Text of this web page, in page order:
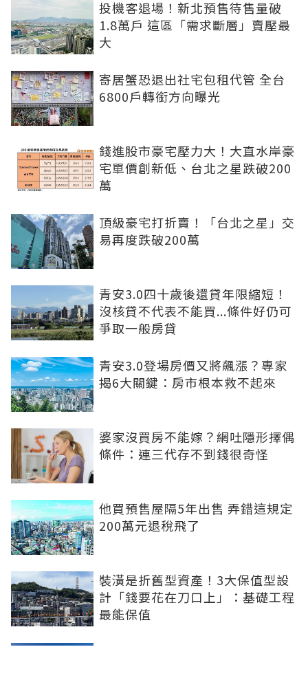
投機客退場！新北預售待售量破
1.8萬戶 這區「需求斷層」賣壓最
大
寄居蟹恐退出社宅包租代管 全台
6800戶轉銜方向曝光
錢進股市豪宅壓力大！大直水岸豪
宅單價創新低、台北之星跌破200
萬
頂級豪宅打折賣！「台北之星」交
易再度跌破200萬
青安3.0四十歲後還貸年限縮短！
沒核貸不代表不能買...條件好仍可
爭取一般房貸
青安3.0登場房價又將飆漲？專家
揭6大關鍵：房市根本救不起來
婆家沒買房不能嫁？網吐隱形擇偶
條件：連三代存不到錢很奇怪
他買預售屋隔5年出售 弄錯這規定
200萬元退稅飛了
裝潢是折舊型資產！3大保值型設
計「錢要花在刀口上」：基礎工程
最能保值